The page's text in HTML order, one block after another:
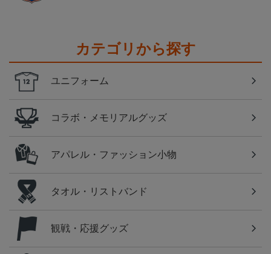
カテゴリから探す
ユニフォーム
コラボ・メモリアルグッズ
アパレル・ファッション小物
タオル・リストバンド
観戦・応援グッズ